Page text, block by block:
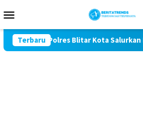
ke
Mobile
Terbaru
81, Polres Blitar Kota Salurkan Beras